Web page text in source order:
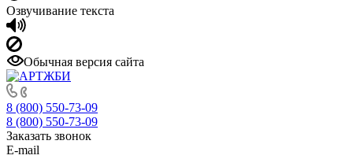
Озвучивание текста
Обычная версия сайта
8 (800) 550-73-09
8 (800) 550-73-09
Заказать звонок
E-mail